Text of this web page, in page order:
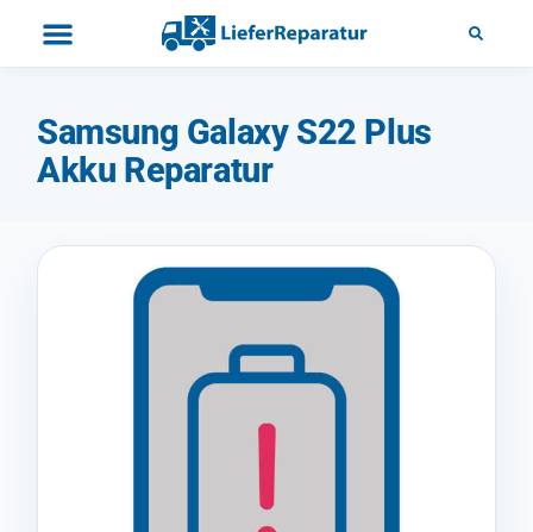
Samsung Galaxy S22 Plus
Akku Reparatur